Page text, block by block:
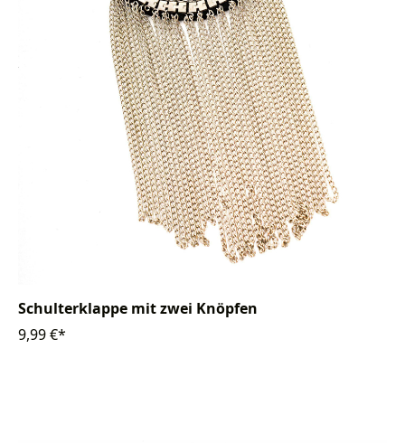
Schulterklappe mit zwei Knöpfen
9,99 €*